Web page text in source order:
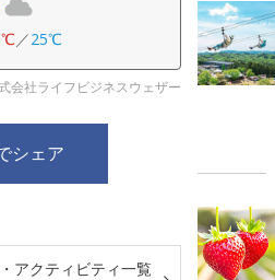
／25℃
会社ライフビジネスウェザー
シェア
アクティビティ一覧